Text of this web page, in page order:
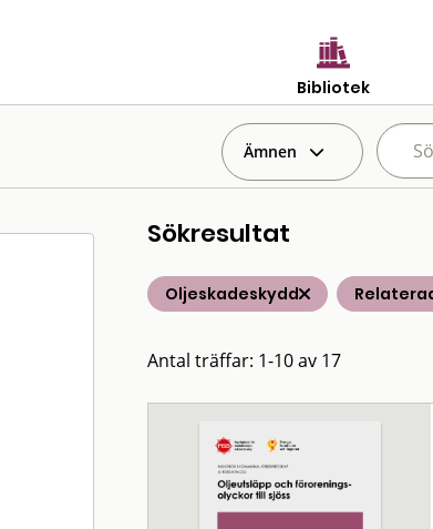
Bibliotek
Ämnen
Sökresultat
Oljeskadeskydd
Antal träffar: 1-10 av 17